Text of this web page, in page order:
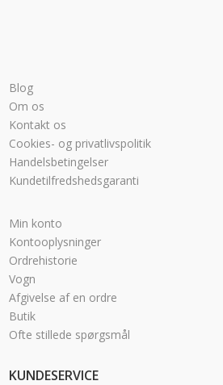
Blog
Om os
Kontakt os
Cookies- og privatlivspolitik
Handelsbetingelser
Kundetilfredshedsgaranti
Min konto
Kontooplysninger
Ordrehistorie
Vogn
Afgivelse af en ordre
Butik
Ofte stillede spørgsmål
KUNDESERVICE